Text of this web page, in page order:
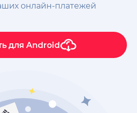
онлайн-платежей
для Android